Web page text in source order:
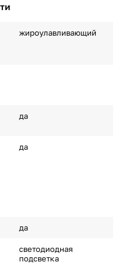
жироулавливающий
да
да
да
светодиодная
подсветка